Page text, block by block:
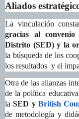
Aliados
La vinculación
gracias al convenio
Distrito (SED) y la
la búsqueda de los
los resultados y el
Otra de las alianzas
de la política
laSED yBritish
de metodología y